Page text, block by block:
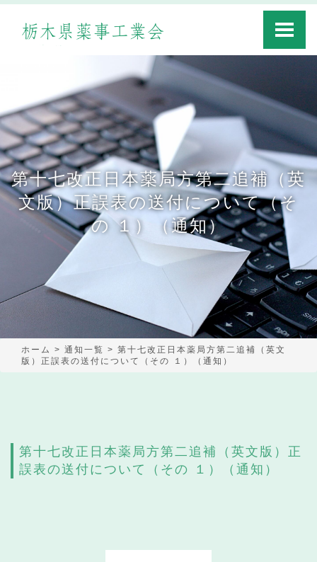
Toggle
第十七改正日本薬局方第二追補（英
文版）正誤表の送付について（そ
の １）（通知）
ホーム > 通知一覧 > 第十七改正日本薬局方第二追補（英文
版）正誤表の送付について（その １）（通知）
第十七改正日本薬局方第二追補（英文版）正
誤表の送付について（その １）（通知）